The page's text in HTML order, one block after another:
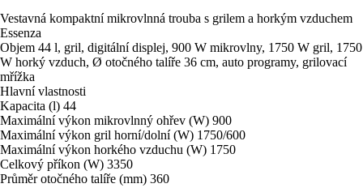
Vestavná kompaktní mikrovlnná trouba s grilem a horkým vzduchem
Essenza
Objem 44 l, gril, digitální displej, 900 W mikrovlny, 1750 W gril, 1750
W horký vzduch, Ø otočného talíře 36 cm, auto programy, grilovací
mřížka
Hlavní vlastnosti
Kapacita (l) 44
Maximální výkon mikrovlnný ohřev (W) 900
Maximální výkon gril horní/dolní (W) 1750/600
Maximální výkon horkého vzduchu (W) 1750
Celkový příkon (W) 3350
Průměr otočného talíře (mm) 360